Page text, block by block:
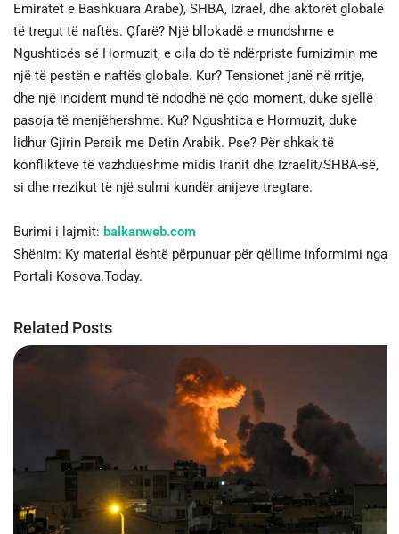
Emiratet e Bashkuara Arabe), SHBA, Izrael, dhe aktorët globalë
të tregut të naftës. Çfarë? Një bllokadë e mundshme e
Ngushticës së Hormuzit, e cila do të ndërpriste furnizimin me
një të pestën e naftës globale. Kur? Tensionet janë në rritje,
dhe një incident mund të ndodhë në çdo moment, duke sjellë
pasoja të menjëhershme. Ku? Ngushtica e Hormuzit, duke
lidhur Gjirin Persik me Detin Arabik. Pse? Për shkak të
konflikteve të vazhdueshme midis Iranit dhe Izraelit/SHBA-së,
si dhe rrezikut të një sulmi kundër anijeve tregtare.
Burimi i lajmit: balkanweb.com
Shënim: Ky material është përpunuar për qëllime informimi nga
Portali Kosova.Today.
Related Posts